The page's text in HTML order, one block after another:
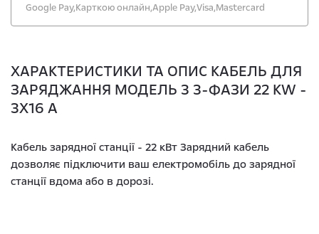
Google Pay,Карткою онлайн,Apple Pay,Visa,Mastercard
ХАРАКТЕРИСТИКИ ТА ОПИС КАБЕЛЬ ДЛЯ
ЗАРЯДЖАННЯ МОДЕЛЬ 3 3-ФАЗИ 22 KW -
3X16 A
Кабель зарядної станції - 22 кВт Зарядний кабель
дозволяє підключити ваш електромобіль до зарядної
станції вдома або в дорозі.